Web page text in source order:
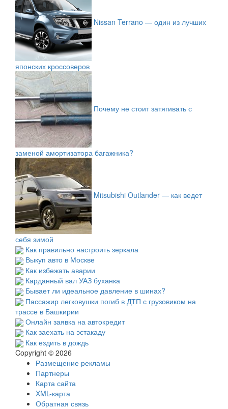
Nissan Terrano — один из лучших
японских кроссоверов
Почему не стоит затягивать с
заменой амортизатора багажника?
Mitsubishi Outlander — как ведет
себя зимой
Как правильно настроить зеркала
Выкуп авто в Москве
Как избежать аварии
Карданный вал УАЗ буханка
Бывает ли идеальное давление в шинах?
Пассажир легковушки погиб в ДТП с грузовиком на
трассе в Башкирии
Онлайн заявка на автокредит
Как заехать на эстакаду
Как ездить в дождь
Copyright © 2026
Размещение рекламы
Партнеры
Карта сайта
XML-карта
Обратная связь